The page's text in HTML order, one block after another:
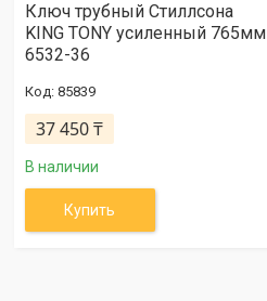
Ключ трубный Стиллсона
KING TONY усиленный 765мм
6532-36
85839
37 450 ₸
В наличии
Купить